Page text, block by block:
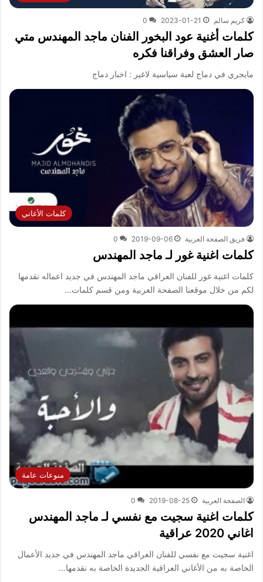
كريم سالم 2023-01-21
0
كلمات أغنية عود البخور الفنان ماجد المهندس متي
صار العشق وفراقنا فكره
مايجري في دماج لعبة سياسية لاغير : اخبار دماج
كلمات الأغاني
فريق الصفحة العربية 2019-09-06
0
كلمات اغنية غور لـ ماجد المهندس
كلمات اغنية غور للفنان العراقي ماجد المهندس في جديد اعماله نقدمها
لكم من خلال موقعنا الصفحة العربية ومن قسم كلمات…
منوعات عامة
الصفحة العربية 2019-08-25
0
كلمات اغنية سجيت مع نفسي لـ ماجد المهندس
اغاني 2020 عراقية
اغنية سجيت مع نفسي للفنان العراقي ماجد المهندس في جديد الأعمال
الخاصة به من الأغاني العراقية الجديدة الخاصة به نقدمها…